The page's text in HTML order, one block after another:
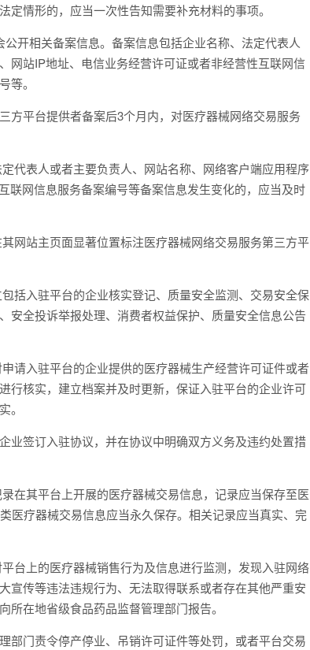
情形的，应当一次性告知需要补充材料的事项。
相关备案信息。备案信息包括企业名称、法定代表人
网站IP地址、电信业务经营许可证或者非经营性互联网信
等。
平台提供者备案后3个月内，对医疗器械网络交易服务
表人或者主要负责人、网站名称、网络客户端应用程序
联网信息服务备案编号等备案信息发生变化的，应当及时
站主页面显著位置标注医疗器械网络交易服务第三方平
入驻平台的企业核实登记、质量安全监测、交易安全保
安全投诉举报处理、消费者权益保护、质量安全信息公告
入驻平台的企业提供的医疗器械生产经营许可证件或者
行核实，建立档案并及时更新，保证入驻平台的企业许可
。
签订入驻协议，并在协议中明确双方义务及违约处置措
其平台上开展的医疗器械交易信息，记录应当保存至医
医疗器械交易信息应当永久保存。相关记录应当真实、完
上的医疗器械销售行为及信息进行监测，发现入驻网络
宣传等违法违规行为、无法取得联系或者存在其他严重安
在地省级食品药品监督管理部门报告。
门责令停产停业、吊销许可证件等处罚，或者平台交易